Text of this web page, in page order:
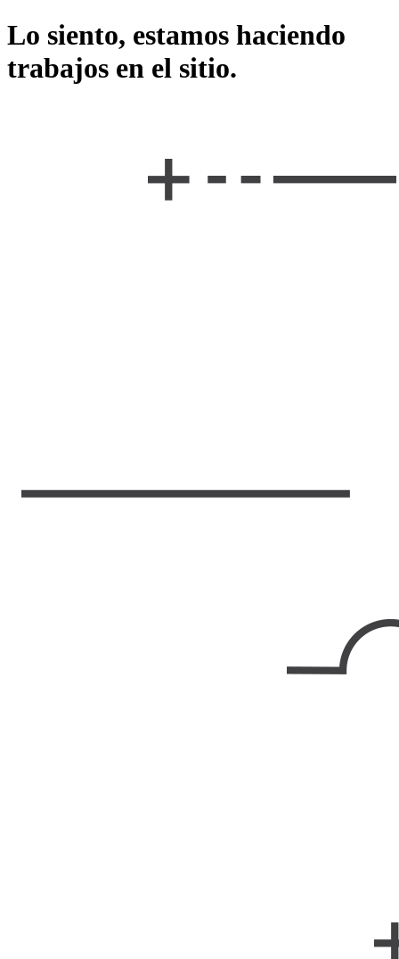
Lo siento, estamos haciendo
trabajos en el sitio.